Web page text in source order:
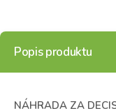
Popis produktu
NÁHRADA ZA